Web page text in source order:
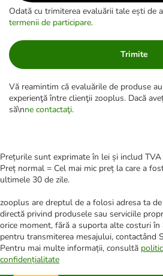
Odată cu trimiterea evaluării tale ești de
termenii de participare.
Trimite
Vă reamintim că evaluările de produse
experienţă între clienţii zooplus. Dacă
să\nne contactaţi.
Prețurile sunt exprimate în lei și includ TVA
Preț normal = Cel mai mic preț la care a
ultimele 30 de zile.
zooplus are dreptul de a folosi adresa ta
directă privind produsele sau serviciile
orice moment, fără a suporta alte costuri
pentru transmiterea mesajului, contactând
Pentru mai multe informații, consultă
confidențialitate